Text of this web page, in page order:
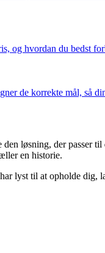
og hvordan du bedst
de korrekte mål, så
løsning, der passer
en historie.
lyst til at opholde dig,